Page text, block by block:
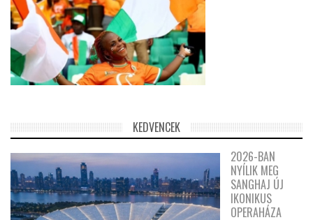
KEDVENCEK
2026-BAN
NYÍLIK MEG
SANGHAJ ÚJ
IKONIKUS
OPERAHÁZA